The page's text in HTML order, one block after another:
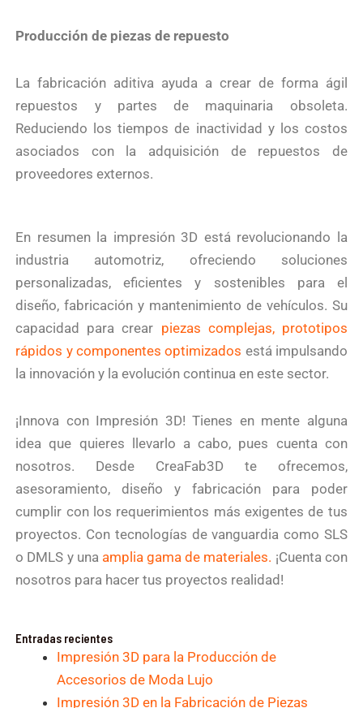
Producción de piezas de repuesto
La fabricación aditiva ayuda a crear de forma ágil
repuestos y partes de maquinaria obsoleta.
Reduciendo los tiempos de inactividad y los costos
asociados con la adquisición de repuestos de
proveedores externos.
En resumen la impresión 3D está revolucionando la
industria automotriz, ofreciendo soluciones
personalizadas, eficientes y sostenibles para el
diseño, fabricación y mantenimiento de vehículos. Su
capacidad para crear piezas complejas, prototipos
rápidos y componentes optimizados está impulsando
la innovación y la evolución continua en este sector.
¡Innova con Impresión 3D! Tienes en mente alguna
idea que quieres llevarlo a cabo, pues cuenta con
nosotros. Desde CreaFab3D te ofrecemos,
asesoramiento, diseño y fabricación para poder
cumplir con los requerimientos más exigentes de tus
proyectos. Con tecnologías de vanguardia como SLS
o DMLS y una amplia gama de materiales. ¡Cuenta con
nosotros para hacer tus proyectos realidad!
Entradas recientes
Impresión 3D para la Producción de
Accesorios de Moda Lujo
Impresión 3D en la Fabricación de Piezas